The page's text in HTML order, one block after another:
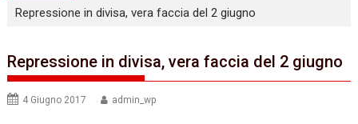
Repressione in divisa, vera faccia del 2 giugno
Repressione in divisa, vera faccia del 2 giugno
4 Giugno 2017 admin_wp